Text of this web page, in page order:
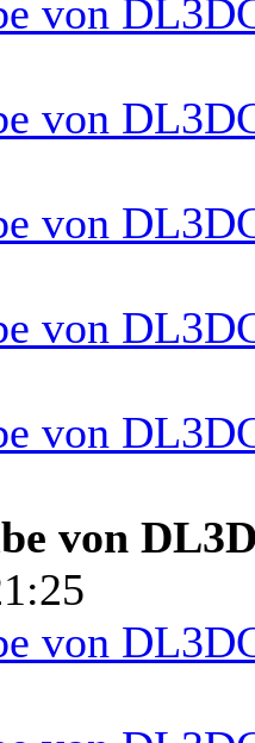
von
von
von
von
von
von
von